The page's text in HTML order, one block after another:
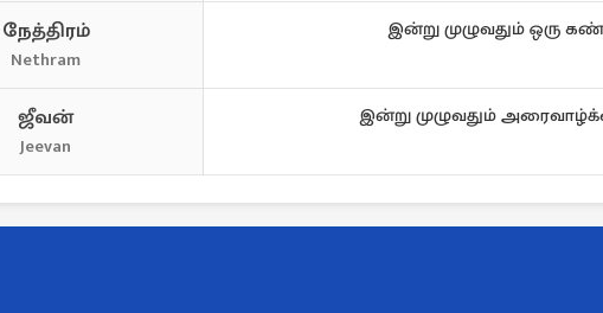
நேத்திரம்
Nethram
இன்று முழுவதும் ஒரு கண்
ஜீவன்
Jeevan
இன்று முழுவதும்